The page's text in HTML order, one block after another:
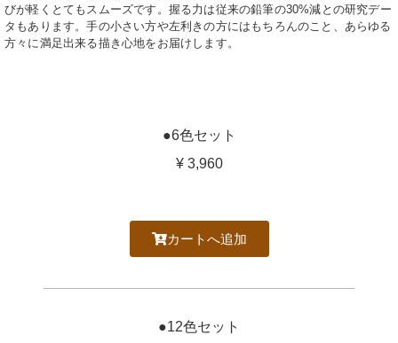
びが軽くとてもスムーズです。握る力は従来の鉛筆の30%減との研究デー
タもあります。手の小さい方や左利きの方にはもちろんのこと、あらゆる
方々に満足出来る描き心地をお届けします。
●6色セット
¥ 3,960
カートへ追加
●12色セット